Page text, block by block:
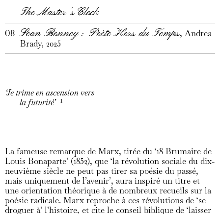
The Master’s Clock
08 Sean Bonney : Poète Hors du Temps, Andrea
Brady, 2025
‘Je trime en ascension vers
la futurité’ 1
La fameuse remarque de Marx, tirée du ‘18 Brumaire de
Louis Bonaparte’ (1852), que ‘la révolution sociale du dix-
neuvième siècle ne peut pas tirer sa poésie du passé,
mais uniquement de l’avenir’, aura inspiré un titre et
une orientation théorique à de nombreux recueils sur la
poésie radicale. Marx reproche à ces révolutions de ‘se
droguer à’ l’histoire, et cite le conseil biblique de ‘laisser